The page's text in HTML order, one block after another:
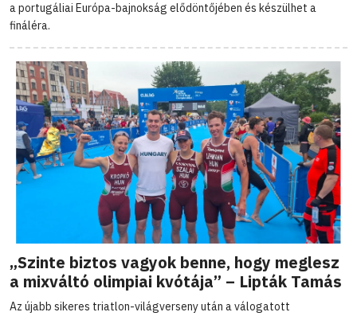
a portugáliai Európa-bajnokság elődöntőjében és készülhet a
fináléra.
„Szinte biztos vagyok benne, hogy meglesz
a mixváltó olimpiai kvótája” – Lipták Tamás
Az újabb sikeres triatlon-világverseny után a válogatott